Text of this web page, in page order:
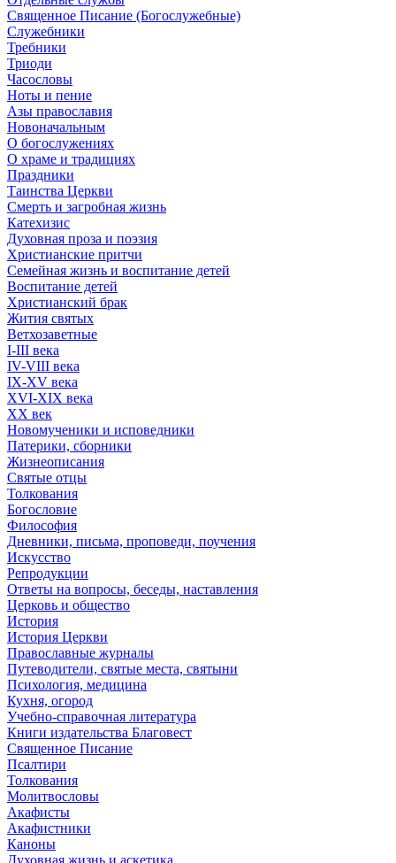
Священное Писание (Богослужебные)
Служебники
Требники
Триоди
Часословы
Ноты и пение
Азы православия
Новоначальным
О богослужениях
О храме и традициях
Праздники
Таинства Церкви
Смерть и загробная жизнь
Катехизис
Духовная проза и поэзия
Христианские притчи
Семейная жизнь и воспитание детей
Воспитание детей
Христианский брак
Жития святых
Ветхозаветные
I-III века
IV-VIII века
IX-XV века
XVI-XIX века
XX век
Новомученики и исповедники
Патерики, сборники
Жизнеописания
Святые отцы
Толкования
Богословие
Философия
Дневники, письма, проповеди, поучения
Искусство
Репродукции
Ответы на вопросы, беседы, наставления
Церковь и общество
История
История Церкви
Православные журналы
Путеводители, святые места, святыни
Психология, медицина
Кухня, огород
Учебно-справочная литература
Книги издательства Благовест
Священное Писание
Псалтири
Толкования
Молитвословы
Акафисты
Акафистники
Каноны
Духовная жизнь и аскетика